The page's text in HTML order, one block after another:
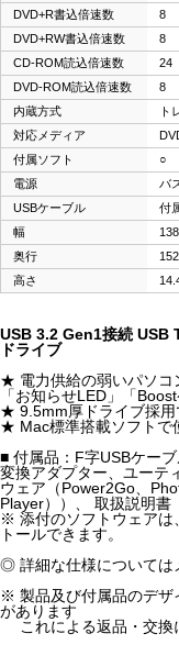
DVD+R書込倍速数
8
DVD+RW書込倍速数
8
CD-ROM読込倍速数
24
DVD-ROM読込倍速数
8
内蔵方式
ト
対応メディア
付属ソフト
○
電源
バ
USBケーブル
付
幅
奥行
高さ
USB 3.2 Gen1接続 USB
ドライブ
★ 電力供給の弱いパソコ
「お知らせLED」「
★ 9.5mm厚ドライブ採用
★ Mac標準搭載ソフトで
■ 付属品：F字USBケー
変換アダプター、ユーテ
ウェア（Power2Go、
Player））、 取扱説明書
※ 添付のソフトウェアは
トールできます。
◎ 詳細な仕様については
※ 製品及び付属品のデザ
があります
これによる返品・交換